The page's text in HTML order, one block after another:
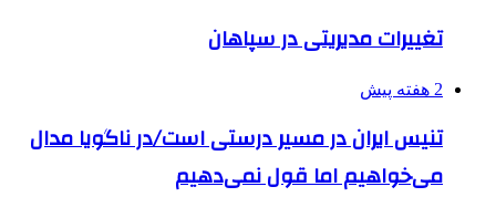
تغییرات مدیریتی در سپاهان
2 هفته پیش
تنیس ایران در مسیر درستی است/در ناگویا مدال
می‌خواهیم اما قول نمی‌دهیم